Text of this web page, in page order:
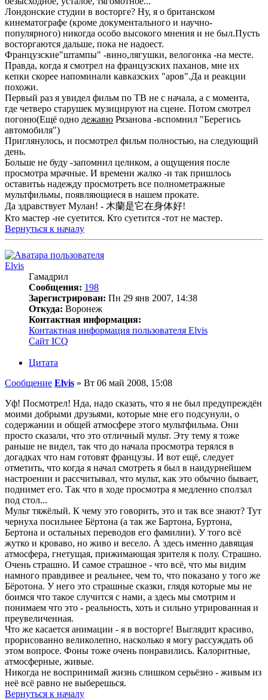
Лондонские студии в восторге? Ну, я о британском
кинематографе (кроме документального и научно-
популярного) никогда особо высокого мнения и не был.Пусть
восторгаются дальше, пока не надоест.
Французские"штампы" -вино,лягушки, велогонка -на месте.
Правда, когда я смотрел на французских паханов, мне их
кепки скорее напоминали кавказских "аров".Да и реакции
похожи.
Первый раз я увидел фильм по ТВ не с начала, а с момента,
где четверо старушек музицируют на сцене. Потом смотрел
погоню(Ещё одно дежавю Рязанова -вспомнил "Берегись
автомобиля")
Приглянулось, и посмотрел фильм полностью, на следующий
день.
Больше не буду -запомнил целиком, а ощущения после
просмотра мрачные. И времени жалко -и так пришлось
оставитьь надежду просмотреть все полнометражные
мультфильмы, появляющиеся в нашем прокате.
Да здравствует Мулан! - 木蘭是它在身体好!
Кто мастер -не суетится. Кто суетится -тот не мастер.
Вернуться к началу
Elvis
Гамадрил
Сообщения: 198
Зарегистрирован: Пн 29 янв 2007, 14:38
Откуда: Воронеж
Контактная информация:
Контактная информация пользователя Elvis
Сайт ICQ
Цитата
Сообщение Elvis » Вт 06 май 2008, 15:08
Уф! Посмотрел! Нда, надо сказать, что я не был предупреждён
моими добрыми друзьями, которые мне его подсунули, о
содержании и общей атмосфере этого мультфильма. Они
просто сказали, что это отличный мульт. Эту тему я тоже
раньше не видел, так что до начала просмотра терялся в
догадках что нам готовят французы. И вот ещё, следует
отметить, что когда я начал смотреть я был в наидурнейшем
настроении и рассчитывал, что мульт, как это обычно бывает,
поднимет его. Так что в ходе просмотра я медленно сползал
под стол...
Мульт тяжёлый. К чему это говорить, это и так все знают? Тут
чернуха посильнее Бёртона (а так же Бартона, Буртона,
Бертона и остальных переводов его фамилии). У того всё
жутко и кроваво, но живо и весело. А здесь именно давящая
атмосфера, гнетущая, прижимающая зрителя к полу. Страшно.
Очень страшно. И самое страшное - что всё, что мы видим
намного правдивее и реальнее, чем то, что показано у того же
Бёротона. У него это страшные сказки, глядя которые мы не
боимся что такое случится с нами, а здесь мы смотрим и
понимаем что это - реальность, хоть и сильно утрированная и
преувеличенная.
Что же касается анимации - я в восторге! Выглядит красиво,
прорисованно великолепно, насколько я могу рассуждать об
этом вопросе. Фоны тоже очень понравились. Калоритные,
атмосферные, живые.
Никогда не воспринимай жизнь слишком серьёзно - живым из
неё всё равно не выберешься.
Вернуться к началу